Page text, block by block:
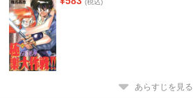
(税込)
あらすじを見る